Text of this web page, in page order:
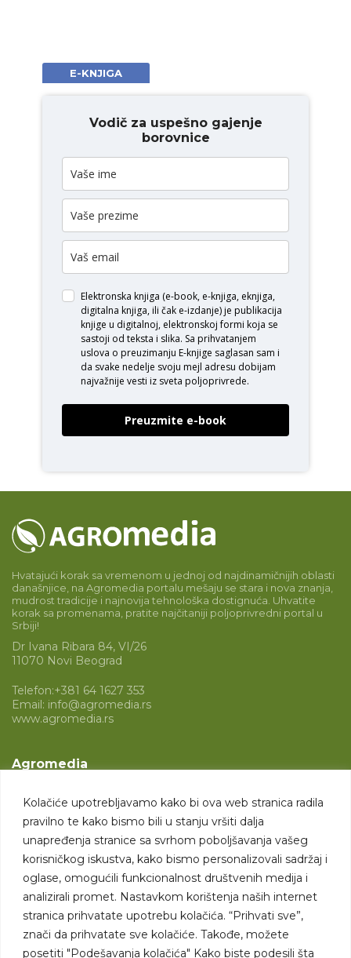
Kolačiće upotrebljavamo kako bi ova web stranica radila
pravilno te kako bismo bili u stanju vršiti dalja
unapređenja stranice sa svrhom poboljšavanja vašeg
korisničkog iskustva, kako bismo personalizovali sadržaj i
oglase, omogućili funkcionalnost društvenih medija i
analizirali promet. Nastavkom korištenja naših internet
stranica prihvatate upotrebu kolačića. “Prihvati sve”,
znači da prihvatate sve kolačiće. Takođe, možete
posetiti "Podešavanja kolačića" Kako biste podesili šta
E-KNJIGA
Vodič za uspešno gajenje
borovnice
Elektronska knjiga (e-book, e-knjiga, eknjiga,
digitalna knjiga, ili čak e-izdanje) je publikacija
knjige u digitalnoj, elektronskoj formi koja se
sastoji od teksta i slika. Sa prihvatanjem
uslova o preuzimanju E-knjige saglasan sam i
da svake nedelje svoju mejl adresu dobijam
najvažnije vesti iz sveta poljoprivrede.
Preuzmite e-book
Hvatajući korak sa vremenom u jednoj od najdinamičnijih oblasti
današnjice, na Agromedia portalu mešaju se stara i nova znanja,
mudrost tradicije i najnovija tehnološka dostignuća. Uhvatite
korak sa promenama, pratite najčitaniji poljoprivredni portal u
Srbiji!
Dr Ivana Ribara 84, VI/26
11070 Novi Beograd
Telefon:+381 64 1627 353
Email: info@agromedia.rs
www.agromedia.rs
Agromedia
Svet poljoprivrede
Marketing usluge
Tražimo saradnike
Kontakt
Kontakt